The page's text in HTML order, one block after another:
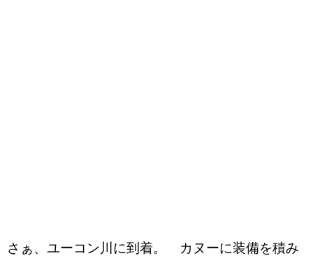
さぁ、ユーコン川に到着。 カヌーに装備を積み